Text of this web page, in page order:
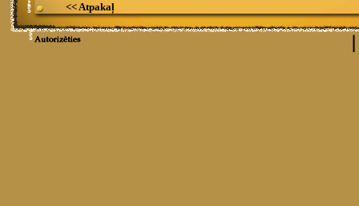
<< Atpakaļ